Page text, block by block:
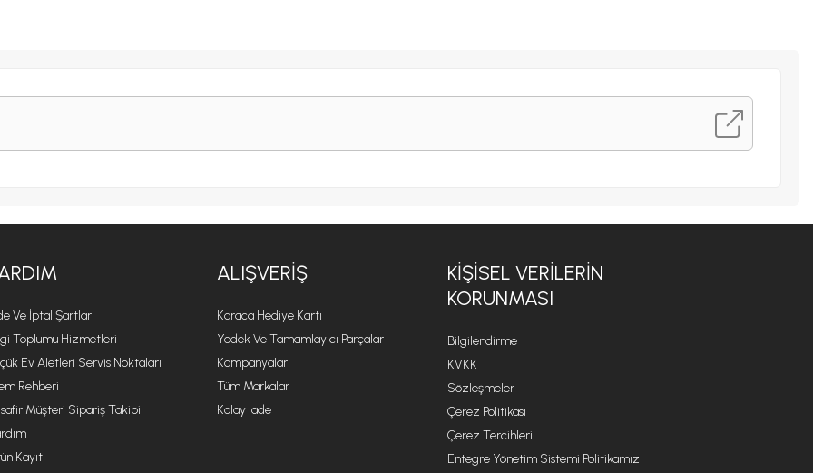
Ve İptal Şartları
Toplumu Hizmetleri
Ev Aletleri Servis Noktaları
Rehberi
Müşteri Sipariş Takibi
Kayıt
ALIŞVERIŞ
Karaca Hediye Kartı
Yedek Ve Tamamlayıcı Parçalar
Kampanyalar
Tüm Markalar
Kolay İade
KIŞISEL VERILERIN
KORUNMASI
Bilgilendirme
KVKK
Sözleşmeler
Çerez Politikası
Çerez Tercihleri
Entegre Yönetim Sistemi Politikamız